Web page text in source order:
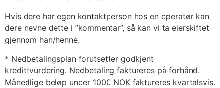
Hvis dere har egen kontaktperson hos en operatør kan
dere nevne dette i ”kommentar”, så kan vi ta eierskiftet
gjennom han/henne.
* Nedbetalingsplan forutsetter godkjent
kredittvurdering. Nedbetaling faktureres på forhånd.
Månedlige beløp under 1000 NOK faktureres kvartalsvis.